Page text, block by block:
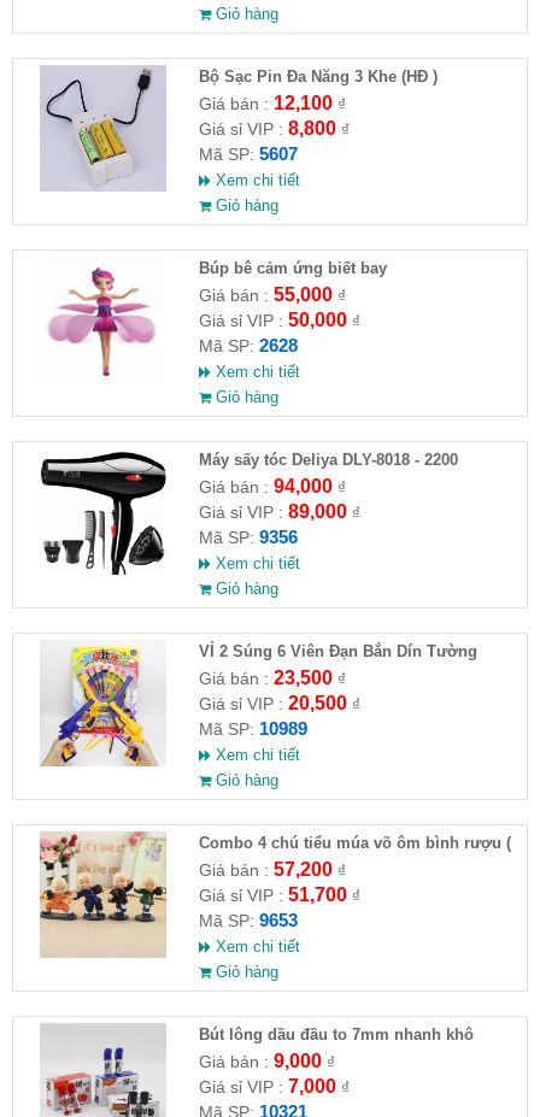
Giỏ hàng
Bộ Sạc Pin Đa Năng 3 Khe (HĐ )
Giá bán : 12,100₫
Giá sỉ VIP : 8,800₫
Mã SP: 5607
Xem chi tiết
Giỏ hàng
​Búp bê cảm ứng biết bay
Giá bán : 55,000₫
Giá sỉ VIP : 50,000₫
Mã SP: 2628
Xem chi tiết
Giỏ hàng
Máy sấy tóc Deliya DLY-8018 - 2200
Giá bán : 94,000₫
Giá sỉ VIP : 89,000₫
Mã SP: 9356
Xem chi tiết
Giỏ hàng
VỈ 2 Súng 6 Viên Đạn Bắn Dín Tường
Giá bán : 23,500₫
Giá sỉ VIP : 20,500₫
Mã SP: 10989
Xem chi tiết
Giỏ hàng
Combo 4 chú tiểu múa võ ôm bình rượu (
HĐ )
Giá bán : 57,200₫
Giá sỉ VIP : 51,700₫
Mã SP: 9653
Xem chi tiết
Giỏ hàng
Bút lông dầu đầu to 7mm nhanh khô
Giá bán : 9,000₫
Giá sỉ VIP : 7,000₫
Mã SP: 10321